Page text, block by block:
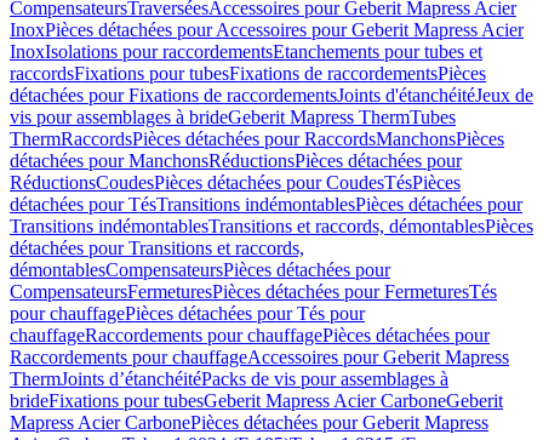
CompensateursTraverséesAccessoires pour Geberit Mapress Acier
InoxPièces détachées pour Accessoires pour Geberit Mapress Acier
InoxIsolations pour raccordementsEtanchements pour tubes et
raccordsFixations pour tubesFixations de raccordementsPièces
détachées pour Fixations de raccordementsJoints d'étanchéitéJeux de
vis pour assemblages à brideGeberit Mapress ThermTubes
ThermRaccordsPièces détachées pour RaccordsManchonsPièces
détachées pour ManchonsRéductionsPièces détachées pour
RéductionsCoudesPièces détachées pour CoudesTésPièces
détachées pour TésTransitions indémontablesPièces détachées pour
Transitions indémontablesTransitions et raccords, démontablesPièces
détachées pour Transitions et raccords,
démontablesCompensateursPièces détachées pour
CompensateursFermeturesPièces détachées pour FermeturesTés
pour chauffagePièces détachées pour Tés pour
chauffageRaccordements pour chauffagePièces détachées pour
Raccordements pour chauffageAccessoires pour Geberit Mapress
ThermJoints d’étanchéitéPacks de vis pour assemblages à
brideFixations pour tubesGeberit Mapress Acier CarboneGeberit
Mapress Acier CarbonePièces détachées pour Geberit Mapress